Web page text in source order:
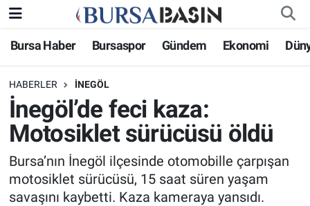
Bursa Haber Bursaspor Gündem Ekonomi
HABERLER İNEGÖL
İnegöl’de feci kaza:
Motosiklet sürücüsü öldü
Bursa’nın İnegöl ilçesinde otomobille çarpışan
motosiklet sürücüsü, 15 saat süren yaşam
savaşını kaybetti. Kaza kameraya yansıdı.
Bursa Haber
Genel
Politika
Bilim, Teknoloji
KÜLTÜR-SANAT
Bursa Nöbetçi Eczaneler
Bursa Hava Durumu
Bursa Namaz Vakitleri
Bursa Trafik Yoğunluk Haritası
Süper Lig Puan Durumu ve Fikstür